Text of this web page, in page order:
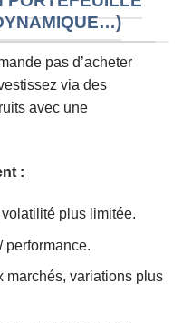
pas d’acheter
via des
avec une
:
plus limitée.
performance.
marchés, variations plus